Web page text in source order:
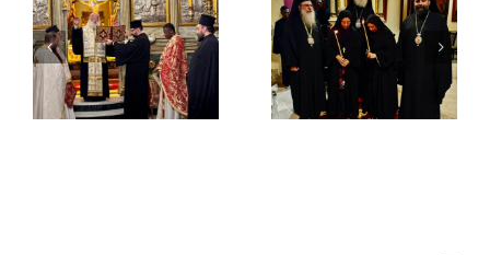
Ιεράς
Πατριαρχικής
Μονής και
μοναχική
και
Πατριαρχική
Τιμή στον
Γενικό